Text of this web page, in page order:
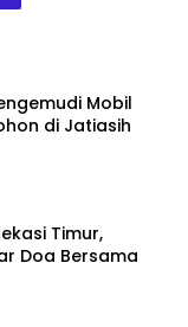
Mobil
di Jatiasih
Timur,
Doa Bersama